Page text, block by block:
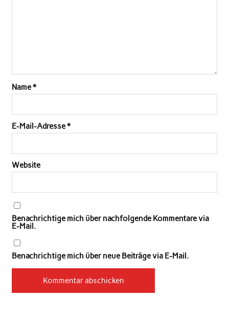
Name*
E-Mail-Adresse*
Website
Benachrichtige mich über nachfolgende Kommentare via
E-Mail.
Benachrichtige mich über neue Beiträge via E-Mail.